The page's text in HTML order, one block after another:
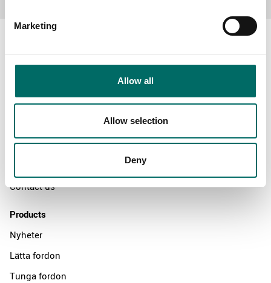
Marketing
Allow all
Allow selection
Deny
Swedish quality
The Kamasa Tools warranty
News
Contact us
Products
Nyheter
Lätta fordon
Tunga fordon